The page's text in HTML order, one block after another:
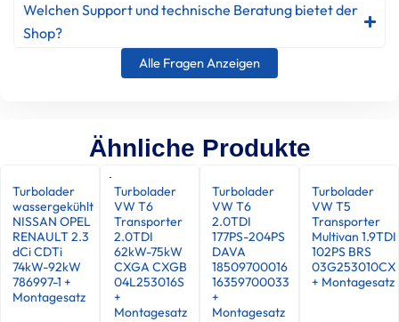
Welchen Support und technische Beratung bietet der
Shop?
Alle Fragen Anzeigen
Ähnliche Produkte
Turbolader
wassergekühlt
NISSAN OPEL
RENAULT 2.3
dCi CDTi
74kW-92kW
786997-1 +
Montagesatz
Turbolader
VW T6
Transporter
2.0TDI
62kW-75kW
CXGA CXGB
04L253016S
+
Montagesatz
Turbolader
VW T6
2.0TDI
177PS-204PS
DAVA
18509700016
16359700033
+
Montagesatz
Turbolader
VW T5
Transporter
Multivan 1.9TDI
102PS BRS
03G253010CX
+ Montagesatz